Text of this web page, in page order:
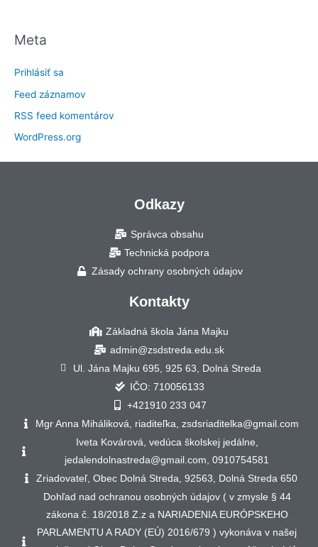
Meta
Prihlásiť sa
Feed záznamov
RSS feed komentárov
WordPress.org
Odkazy
Správca obsahu
Technická podpora
Zásady ochrany osobných údajov
Kontakty
Základná škola Jána Majku
admin@zsdstreda.edu.sk
Ul. Jána Majku 695, 925 63, Dolná Streda
IČO: 710056133
+421910 233 047
Mgr Anna Miháliková, riaditeľka, zsdsriaditelka@gmail.com
Iveta Kovárová, vedúca školskej jedálne,
jedalendolnastreda@gmail.com, 0910754581
Zriadovateľ, Obec Dolná Streda, 92563, Dolná Streda 650
Dohľad nad ochranou osobných údajov ( v zmysle § 44
zákona č. 18/2018 Z.z a NARIADENIA EURÓPSKEHO
PARLAMENTU A RADY (EÚ) 2016/679 ) vykonáva v našej